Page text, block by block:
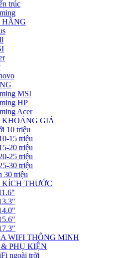
trúc
HÃNG
MSI
HP
Acer
KHOẢNG GIÁ
10 triệu
15 triệu
20 triệu
25 triệu
30 triệu
30 triệu
KÍCH THƯỚC
WIFI THÔNG MINH
PHỤ KIỆN
ngoài trời